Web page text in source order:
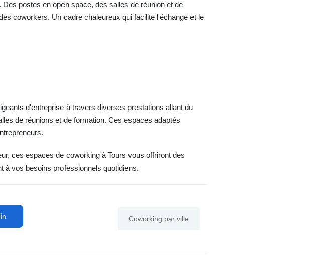
postes en open space, des salles de réunion et de
coworkers. Un cadre chaleureux qui facilite l'échange et le
d'entreprise à travers diverses prestations allant du
de réunions et de formation. Ces espaces adaptés
ces espaces de coworking à Tours vous offriront des
à vos besoins professionnels quotidiens.
Coworking par ville